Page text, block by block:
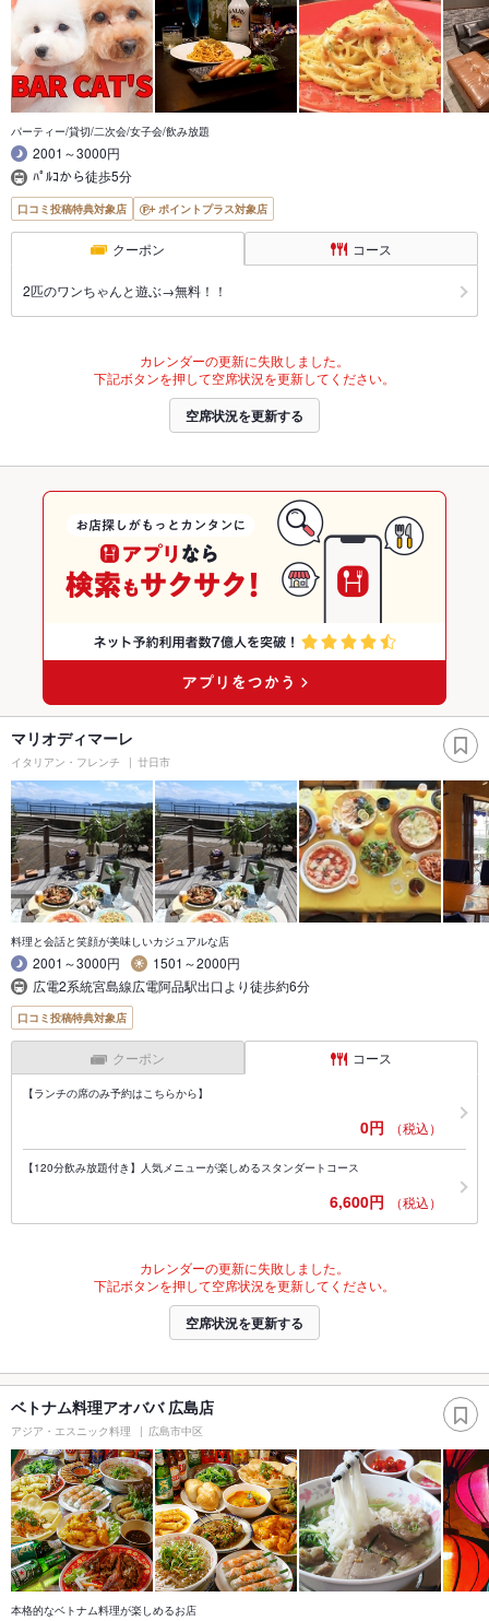
パーティー/貸切/二次会/女子会/飲み放題
2001～3000円
ﾊﾟﾙｺから徒歩5分
口コミ投稿特典対象店 ポイントプラス対象店
クーポン コース
2匹のワンちゃんと遊ぶ→無料！！
カレンダーの更新に失敗しました。
下記ボタンを押して空席状況を更新してください。
空席状況を更新する
マリオディマーレ
イタリアン・フレンチ 廿日市
料理と会話と笑顔が美味しいカジュアルな店
2001～3000円
1501～2000円
広電2系統宮島線広電阿品駅出口より徒歩約6分
口コミ投稿特典対象店
クーポン コース
【ランチの席のみ予約はこちらから】
0円 （税込）
【120分飲み放題付き】人気メニューが楽しめるスタンダートコース
6,600円 （税込）
カレンダーの更新に失敗しました。
下記ボタンを押して空席状況を更新してください。
空席状況を更新する
ベトナム料理アオババ 広島店
アジア・エスニック料理 広島市中区
本格的なベトナム料理が楽しめるお店